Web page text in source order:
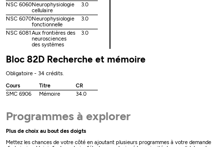
NSC 6060Neurophysiologie
cellulaire
3.0
NSC 6070Neurophysiologie
fonctionnelle
3.0
NSC 6081Aux frontières des
neurosciences
des systèmes
3.0
Bloc 82D Recherche et mémoire
Obligatoire - 34 crédits.
Cours
Titre
CR
SMC 6906
Mémoire 34.0
Programmes à explorer
Plus de choix au bout des doigts
Mettez les chances de votre côté en ajoutant plusieurs programmes à votre demande